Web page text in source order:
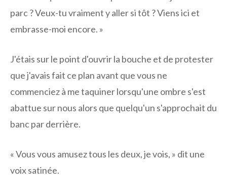
parc ? Veux-tu vraiment y aller si tôt ? Viens ici et
embrasse-moi encore. »
J'étais sur le point d'ouvrir la bouche et de protester
que j'avais fait ce plan avant que vous ne
commenciez à me taquiner lorsqu'une ombre s'est
abattue sur nous alors que quelqu'un s'approchait du
banc par derrière.
« Vous vous amusez tous les deux, je vois, » dit une
voix satinée.